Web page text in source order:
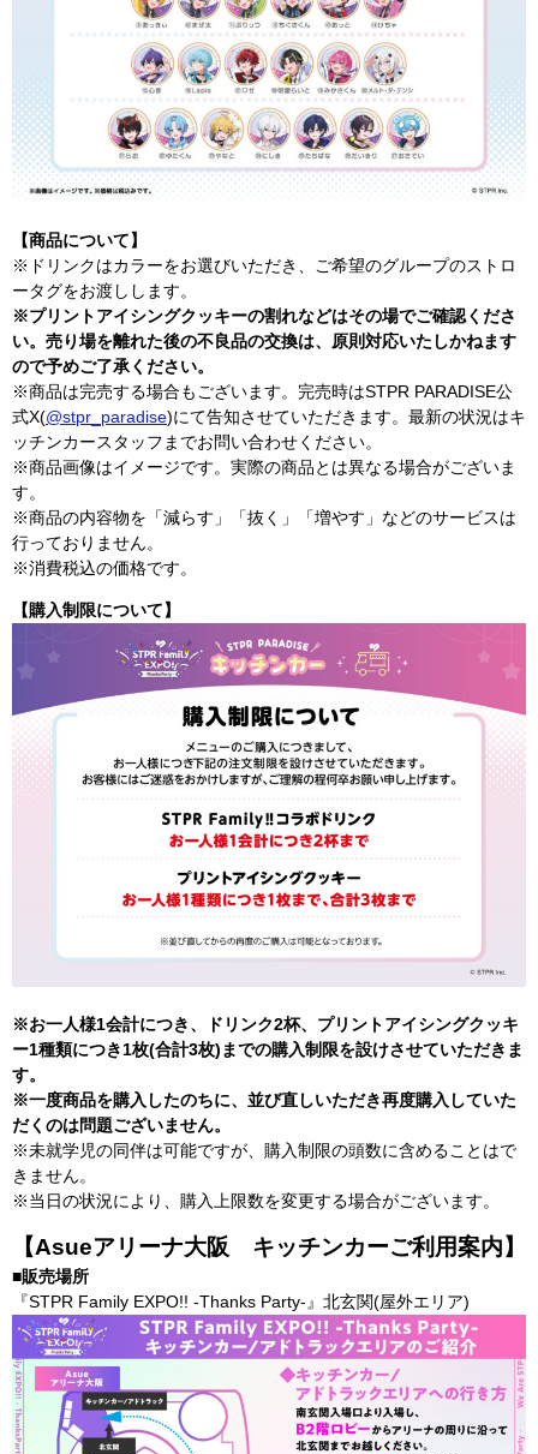
【商品について】
※ドリンクはカラーをお選びいただき、ご希望のグループのストロ
ータグをお渡しします。
※プリントアイシングクッキーの割れなどはその場でご確認くださ
い。売り場を離れた後の不良品の交換は、原則対応いたしかねます
ので予めご了承ください。
※商品は完売する場合もございます。完売時はSTPR PARADISE公
式X(@stpr_paradise)にて告知させていただきます。最新の状況はキ
ッチンカースタッフまでお問い合わせください。
※商品画像はイメージです。実際の商品とは異なる場合がございま
す。
※商品の内容物を「減らす」「抜く」「増やす」などのサービスは
行っておりません。
※消費税込の価格です。
【購入制限について】
※お一人様1会計につき、ドリンク2杯、プリントアイシングクッキ
ー1種類につき1枚(合計3枚) までの購入制限を設けさせていただきま
す。
※一度商品を購入したのちに、並び直しいただき再度購入していた
だくのは問題ございません。
※未就学児の同伴は可能ですが、購入制限の頭数に含めることはで
きません。
※当日の状況により、購入上限数を変更する場合がございます。
【Asueアリーナ大阪 キッチンカーご利用案内】
■販売場所
『STPR Family EXPO!! -Thanks Party-』北玄関(屋外エリア)